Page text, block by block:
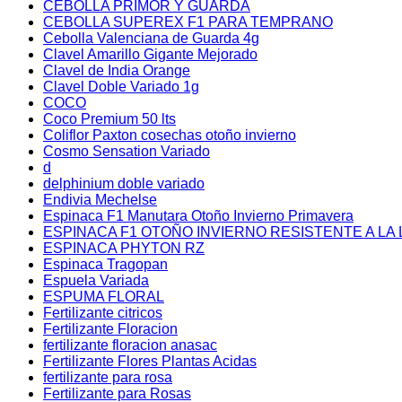
CEBOLLA PRIMOR Y GUARDA
CEBOLLA SUPEREX F1 PARA TEMPRANO
Cebolla Valenciana de Guarda 4g
Clavel Amarillo Gigante Mejorado
Clavel de India Orange
Clavel Doble Variado 1g
COCO
Coco Premium 50 lts
Coliflor Paxton cosechas otoño invierno
Cosmo Sensation Variado
d
delphinium doble variado
Endivia Mechelse
Espinaca F1 Manutara Otoño Invierno Primavera
ESPINACA F1 OTOÑO INVIERNO RESISTENTE A LA
ESPINACA PHYTON RZ
Espinaca Tragopan
Espuela Variada
ESPUMA FLORAL
Fertilizante citricos
Fertilizante Floracion
fertilizante floracion anasac
Fertilizante Flores Plantas Acidas
fertilizante para rosa
Fertilizante para Rosas